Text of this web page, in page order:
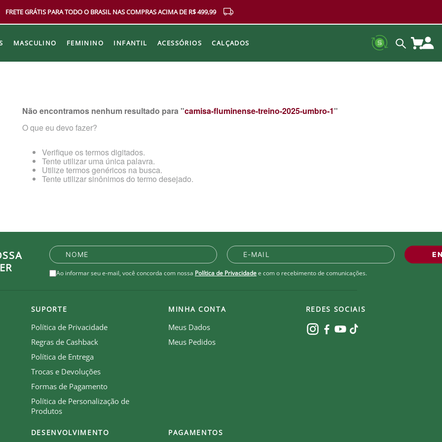
FRETE GRÁTIS PARA TODO O BRASIL NAS COMPRAS ACIMA DE R$ 499,99
MASCULINO FEMININO INFANTIL ACESSÓRIOS CALÇADOS
Não encontramos nenhum resultado para "camisa-fluminense-treino-2025-umbro-1"
O que eu devo fazer?
Verifique os termos digitados.
Tente utilizar uma única palavra.
Utilize termos genéricos na busca.
Tente utilizar sinônimos do termo desejado.
Ao informar seu e-mail, você concorda com nossa Política de Privacidadee com o recebimento de comunicações.
SUPORTE
Política de Privacidade
Regras de Cashback
Política de Entrega
Trocas e Devoluções
Formas de Pagamento
Política de Personalização de
Produtos
MINHA CONTA
Meus Dados
Meus Pedidos
REDES SOCIAIS
DESENVOLVIMENTO PAGAMENTOS